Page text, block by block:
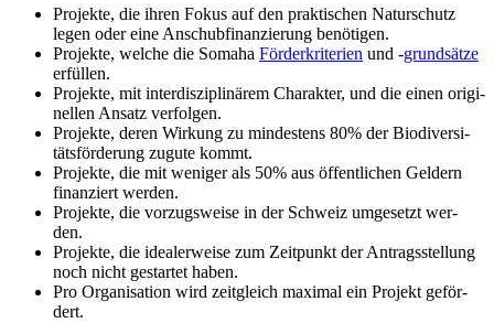
Pro­jekte, die ihren Fokus auf den prak­ti­schen Natur­schutz
legen oder eine Anschub­fi­nan­zie­rung benö­ti­gen.
Pro­jekte, wel­che die Somaha För­der­kri­te­rien und -grund­sätze
erfül­len.
Pro­jekte, mit inter­dis­zi­pli­nä­rem Cha­rak­ter, und die einen ori­gi­
nel­len Ansatz ver­fol­gen.
Pro­jekte, deren Wir­kung zu min­des­tens 80% der Bio­di­ver­si­
täts­för­de­rung zugute kommt.
Pro­jekte, die mit weni­ger als 50% aus öffent­li­chen Gel­dern
finan­ziert wer­den.
Pro­jekte, die vor­zugs­weise in der Schweiz umge­setzt wer­
den.
Pro­jekte, die idea­ler­weise zum Zeit­punkt der Antrags­stel­lung
noch nicht gestar­tet haben.
Pro Orga­ni­sa­tion wird zeit­gleich maxi­mal ein Pro­jekt geför­
dert.